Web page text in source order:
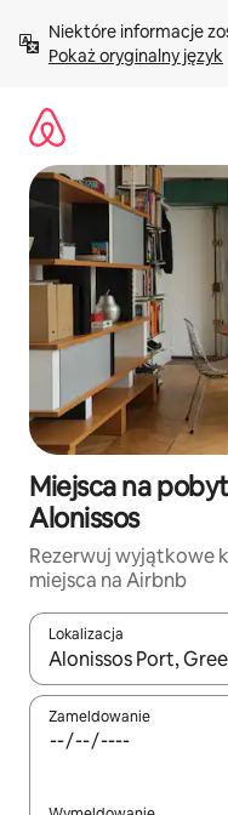
treści Pokaż oryginalny język
Miejsca na
Alonissos
Rezerwuj wyjątkowe
miejsca na Airbnb
Lokalizacja
Gdy wyniki będą
Zameldowanie